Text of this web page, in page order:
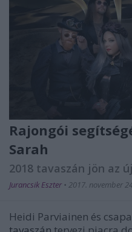
Rajongói
Sarah
2018 tavaszán jön az
Jurancsik Eszter • 2017. november
Heidi Parviainen és